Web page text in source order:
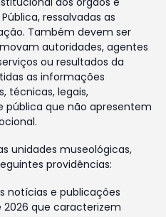
ressalvadas as
Também devem ser
autoridades, agentes
ou resultados da
as informações
técnicas, legais,
pública que não apresentem
unidades museológicas,
providências:
notícias e publicações
2026 que caracterizem